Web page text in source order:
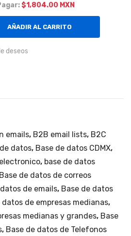
$1,804.00 MXN
AÑADIR AL CARRITO
deseos
emails, B2B email lists, B2C
datos, Base de datos CDMX,
, base de datos
Base de datos de correos
de emails, Base de datos
datos de empresas medianas,
medianas y grandes, Base
, Base de datos de Telefonos